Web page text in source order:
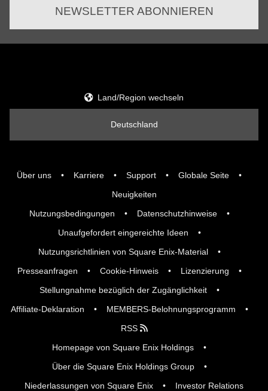
NEWSLETTER ABONNIEREN
Über uns Karriere Support
Globale Seite
Neuigkeiten
Nutzungsbedingungen
Datenschutzhinweise
Unaufgefordert eingereichte Ideen
Nutzungsrichtlinien von Square Enix-Material
Presseanfragen
Cookie-Hinweis
Lizenzierung
Stellungnahme bezüglich der Zugänglichkeit
Affiliate-Deklaration
MEMBERS-Belohnungsprogramm
RSS
Homepage von Square Enix Holdings
Über die Square Enix Holdings Group
Niederlassungen von Square Enix
Investor Relations
Land/Region wechseln
Deutschland